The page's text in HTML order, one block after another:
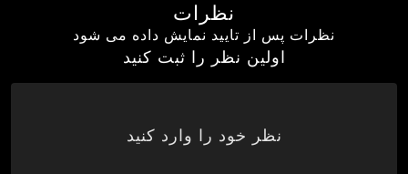
نظرات
نظرات پس از تایید نمایش داده می شود
اولین نظر را ثبت کنید
نظر خود را وارد کنید